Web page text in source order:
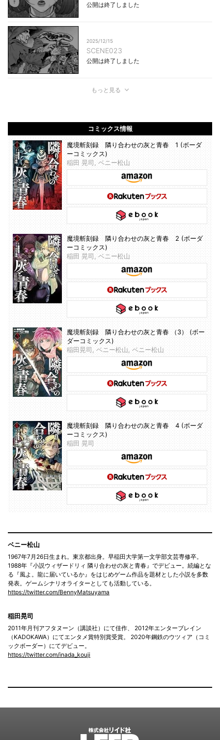
公開は終了しました
2025/12/15
SCENE023
公開は終了しました
もっと見る
コミックス情報
魔境斬刻録 隣り合わせの灰と青春 1 (ボーダ
ーコミックス)
稲田 晃司, ベニー松山
魔境斬刻録 隣り合わせの灰と青春 2 (ボーダ
ーコミックス)
稲田 晃司, ベニー松山
魔境斬刻録 隣り合わせの灰と青春 （3） (ボー
ダーコミックス)
稲田晃司, ベニー松山, ベニー松山
魔境斬刻録 隣り合わせの灰と青春 4 (ボーダ
ーコミックス)
稲田 晃司
ベニー松山
1967年7月26日生まれ。東京都出身。早稲田大学第一文学部文芸専修卒。
1988年『小説ウィザードリィ 隣り合わせの灰と青春』でデビュー。続編とな
る『風よ。龍に届いているか』をはじめゲーム作品を題材とした小説を多数
発表。ゲームシナリオライターとしても活動している。
https://twitter.com/BennyMatsuyama
稲田晃司
2011年月刊アフタヌーン（講談社）にて佳作、 2012年エンターブレイン
（KADOKAWA）にてエンタメ賞特別賞受賞。 2020年鋼鉄のウツィア（コミ
ックボーダー）にてデビュー。
https://twitter.com/inada_kouji
LEED